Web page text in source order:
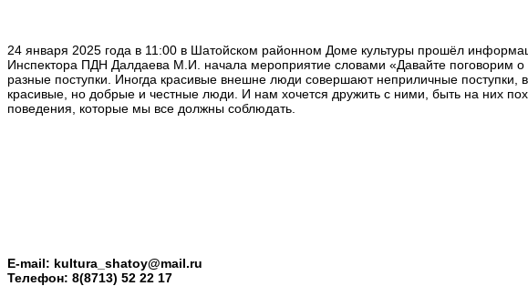
24 января 2025 года в 11:00 в Шатойском районном Доме культуры прошёл
Инспектора ПДН Далдаева М.И. начала мероприятие словами «Давайте поговорим
разные поступки. Иногда красивые внешне люди совершают неприличные поступки,
красивые, но добрые и честные люди. И нам хочется дружить с ними, быть на них
поведения, которые мы все должны соблюдать.
E-mail: kultura_shatoy@mail.ru
Телефон: 8(8713) 52 22 17